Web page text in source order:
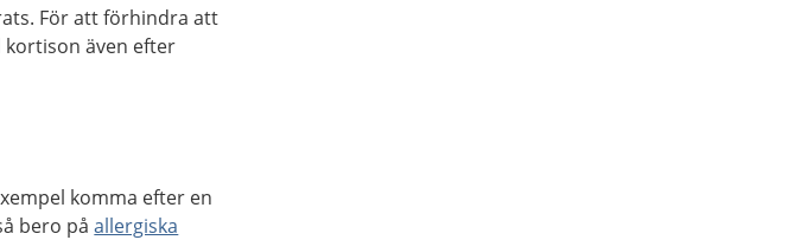
För att förhindra att
även efter
komma efter en
bero påallergiska